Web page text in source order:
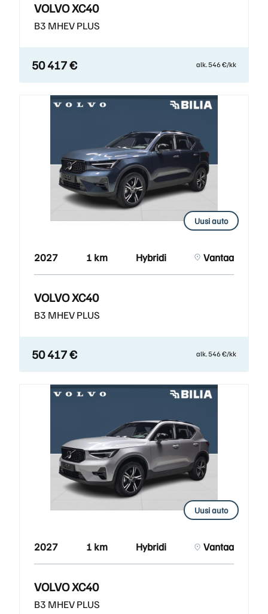
VOLVO XC40
B3 MHEV PLUS
50 417 € alk. 546 €/kk
Uusi auto
2027 1 km Hybridi Vantaa
VOLVO XC40
B3 MHEV PLUS
50 417 € alk. 546 €/kk
Uusi auto
2027 1 km Hybridi Vantaa
VOLVO XC40
B3 MHEV PLUS